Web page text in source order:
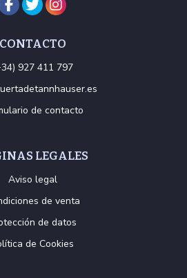
CONTACTO
927 411 797
de contacto
LEGALES
Aviso legal
de venta
de datos
de Cookies